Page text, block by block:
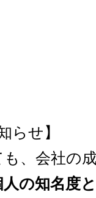
らせ】
、会社の
の知名度